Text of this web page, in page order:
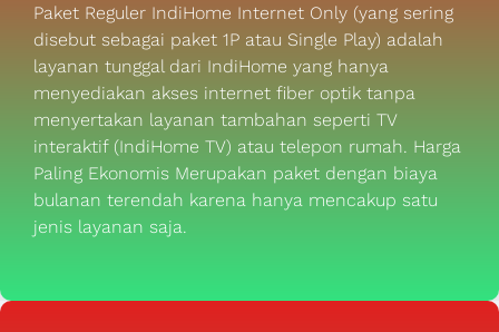
Paket Reguler IndiHome Internet Only (yang sering
disebut sebagai paket 1P atau Single Play) adalah
layanan tunggal dari IndiHome yang hanya
menyediakan akses internet fiber optik tanpa
menyertakan layanan tambahan seperti TV
interaktif (IndiHome TV) atau telepon rumah. Harga
Paling Ekonomis Merupakan paket dengan biaya
bulanan terendah karena hanya mencakup satu
jenis layanan saja.